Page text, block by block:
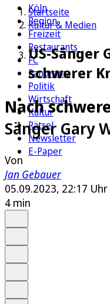
Köln
Region
Freizeit
Restaurants
FC
Panorama
Politik
Wirtschaft
Kultur
Rätsel
Newsletter
E-Paper
Startseite
Kultur & Medien
US-Sänger
schwerer
Nach
Sänger Gary
Von
Jan Gebauer
05.09.2023, 22:17 Uhr
4 min